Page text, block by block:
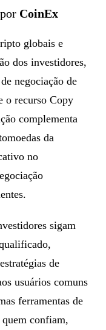
CoinEx
globais e
dos investidores,
negociação de
o recurso Copy
complementa
da
no
sigam
de
usuários comuns
ferramentas de
quem confiam,